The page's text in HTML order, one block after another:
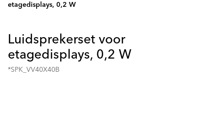
etagedisplays, 0,2 W
Luidsprekerset voor
etagedisplays, 0,2 W
*SPK_VV40X40B